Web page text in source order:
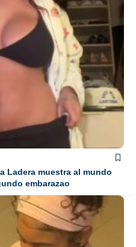
Ladera muestra al mundo
embarazao